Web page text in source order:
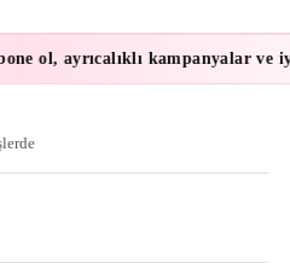
ol, ayrıcalıklı kampanyalar ve